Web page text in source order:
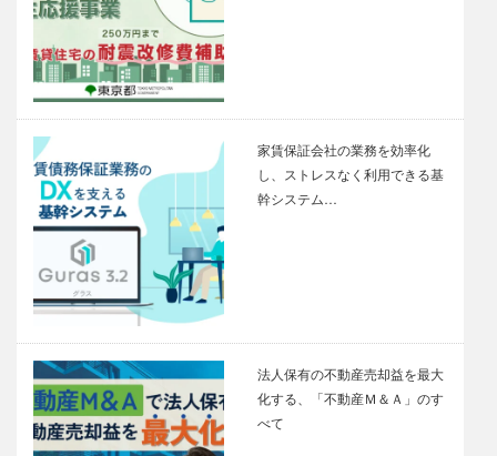
家賃保証会社の業務を効率化
し、ストレスなく利用できる基
幹システム…
法人保有の不動産売却益を最大
化する、「不動産Ｍ＆Ａ」のす
べて